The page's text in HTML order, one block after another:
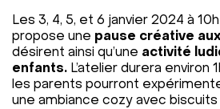
Les 3, 4, 5, et 6 janvier 2024 à
propose une pause créative
désirent ainsi qu’une activité
enfants. L’atelier durera environ
les parents pourront
une ambiance cozy avec